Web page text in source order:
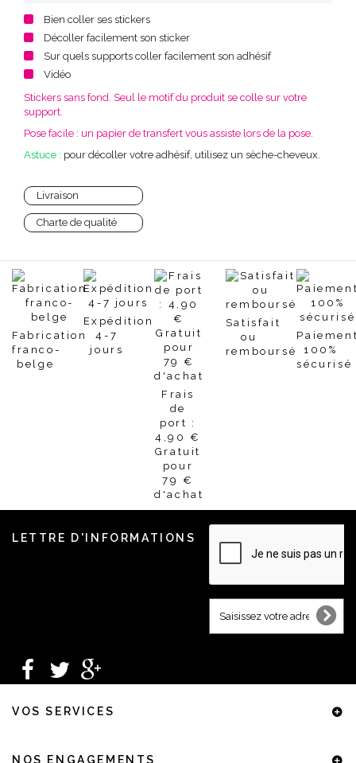
Bien coller ses stickers
Décoller facilement son sticker
Sur quels supports coller facilement son adhésif
Vidéo
Stickers sans fond. Seul le motif du produit se colle sur votre
support.
Pose facile : un papier de transfert vous assiste lors de la pose.
Astuce : pour décoller votre adhésif, utilisez un sèche-cheveux.
Livraison
Charte de qualité
Fabrication
franco-
belge
Expédition
4-7
jours
Frais
de
port :
4,90 €
Gratuit
pour
79 €
d'achat
Satisfait
ou
remboursé
100%
sécurisé
LETTRE D'INFORMATIONS
VOS SERVICES
NOS ENGAGEMENTS